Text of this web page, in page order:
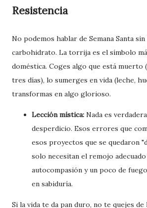
Resistencia
No podemos hablar de Semana Santa
carbohidrato. La torrija es el símbolo
doméstica. Coges algo que está muerto
tres días), lo sumerges en vida (leche,
transformas en algo glorioso.
Lección mística: Nada es
desperdicio. Esos errores que
esos proyectos que se quedaron
solo necesitan el remojo
autocompasión y un poco de
en sabiduría.
Si la vida te da pan duro, no te quejes de